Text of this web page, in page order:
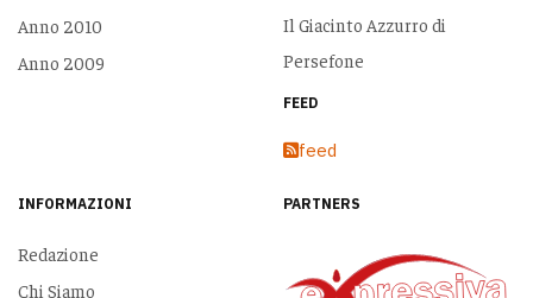
Anno 2010
Anno 2009
Il Giacinto Azzurro di
Persefone
FEED
feed
INFORMAZIONI
Redazione
Chi Siamo
PARTNERS